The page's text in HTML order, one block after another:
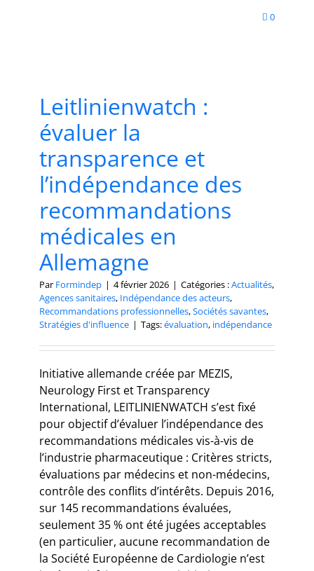
0
Leitlinienwatch :
évaluer la
transparence et
l’indépendance des
recommandations
médicales en
Allemagne
Par Formindep | 4 février 2026 | Catégories :Actualités,
Agences sanitaires, Indépendance des acteurs,
Recommandations professionnelles,Sociétés savantes,
Stratégies d'influence | Tags:évaluation, indépendance
Initiative allemande créée par MEZIS,
Neurology First et Transparency
International, LEITLINIENWATCH s’est fixé
pour objectif d’évaluer l’indépendance des
recommandations médicales vis-à-vis de
l’industrie pharmaceutique : Critères stricts,
évaluations par médecins et non-médecins,
contrôle des conflits d’intérêts. Depuis 2016,
sur 145 recommandations évaluées,
seulement 35 % ont été jugées acceptables
(en particulier, aucune recommandation de
la Société Européenne de Cardiologie n’est